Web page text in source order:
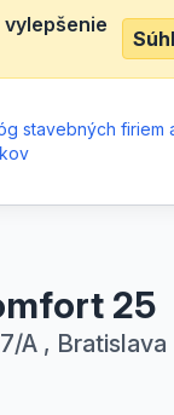
vylepšenie
stavebných firiem
25
A , Bratislava